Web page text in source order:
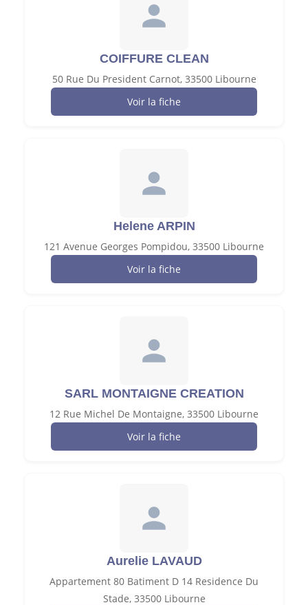
COIFFURE CLEAN
50 Rue Du President Carnot, 33500 Libourne
Voir la fiche
Helene ARPIN
121 Avenue Georges Pompidou, 33500 Libourne
Voir la fiche
SARL MONTAIGNE CREATION
12 Rue Michel De Montaigne, 33500 Libourne
Voir la fiche
Aurelie LAVAUD
Appartement 80 Batiment D 14 Residence Du
Stade, 33500 Libourne